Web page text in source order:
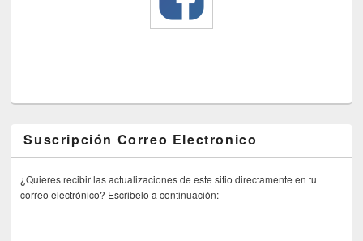
Suscripción Correo Electronico
¿Quieres recibir las actualizaciones de este sitio directamente en tu
correo electrónico? Escribelo a continuación: